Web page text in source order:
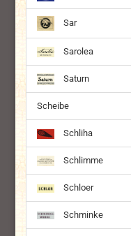
Sar
Sarolea
Saturn
Scheibe
Schliha
Schlimme
Schloer
Schminke